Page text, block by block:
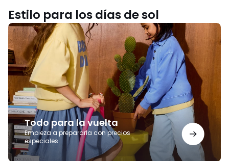
Estilo para los días de sol
Todo para la vuelta
Empieza a prepararla con precios
especiales
Todo
para
la
vuelta